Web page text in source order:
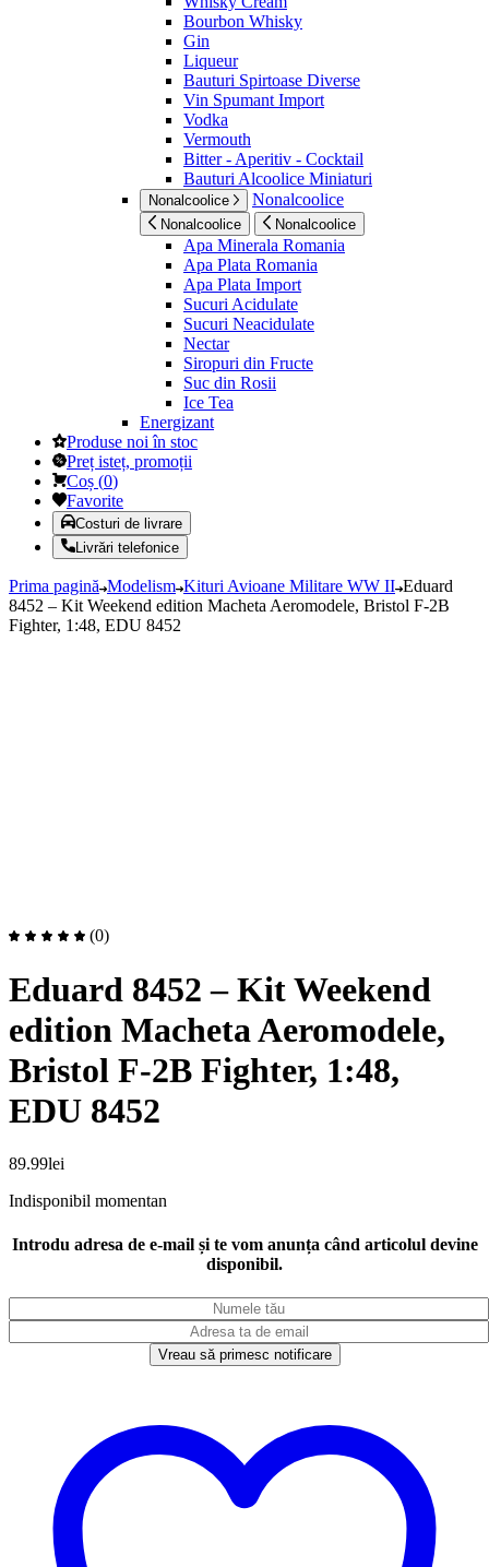
Bourbon Whisky
Gin
Liqueur
Bauturi Spirtoase Diverse
Vin Spumant Import
Vodka
Vermouth
Bitter - Aperitiv - Cocktail
Bauturi Alcoolice Miniaturi
Nonalcoolice Nonalcoolice
Nonalcoolice Nonalcoolice
Apa Minerala Romania
Apa Plata Romania
Apa Plata Import
Sucuri Acidulate
Sucuri Neacidulate
Nectar
Siropuri din Fructe
Suc din Rosii
Ice Tea
Energizant
Produse noi în stoc
Preț isteț, promoții
Coș (0)
Favorite
Costuri de livrare
Livrări telefonice
Prima pagină Modelism Kituri Avioane Militare WW II Eduard
8452 – Kit Weekend edition Macheta Aeromodele, Bristol F-2B
Fighter, 1:48, EDU 8452
(0)
Eduard 8452 – Kit Weekend
edition Macheta Aeromodele,
Bristol F-2B Fighter, 1:48,
EDU 8452
89.99lei
Indisponibil momentan
Introdu adresa de e-mail și te vom anunța când articolul devine
disponibil.
Vreau să primesc notificare